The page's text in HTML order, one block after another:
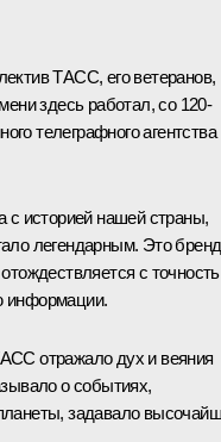
ТАСС, его ветеранов,
здесь работал, со 120-
телеграфного агентства
с историей нашей страны,
легендарным. Это
с
информации.
отражало дух и веяния
о событиях,
задавало